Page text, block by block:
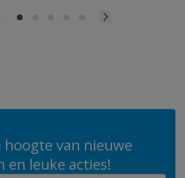
hoogte van nieuwe
en leuke acties!